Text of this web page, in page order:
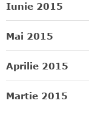
Iunie 2015
Mai 2015
Aprilie 2015
Martie 2015